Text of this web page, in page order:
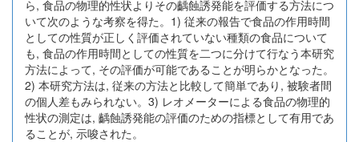
ら, 食品の物理的性状よりその齲蝕誘発能を評価する方法につ
いて次のような考察を得た。1) 従来の報告で食品の作用時間
としての性質が正しく評価されていない種類の食品について
も, 食品の作用時間としての性質を二つに分けて行なう本研究
方法によって, その評価が可能であることが明らかとなった。
2) 本研究方法は, 従来の方法と比較して簡単であり, 被験者間
の個人差もみられない。3) レオメーターによる食品の物理的
性状の測定は, 齲蝕誘発能の評価のための指標として有用であ
ることが, 示唆された。